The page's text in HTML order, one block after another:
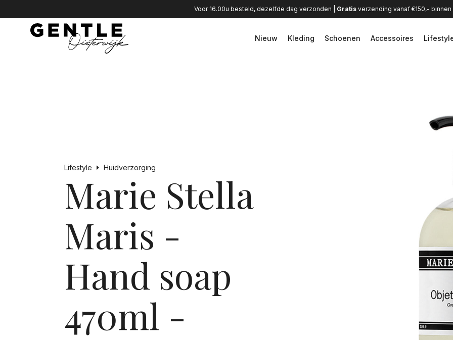
Voor 16.00u besteld, dezelfde dag verzonden | Gratisverzending vanaf €150,-
Nieuw Kleding Schoenen Accessoires
Lifestyle Huidverzorging
Marie Stella
Maris -
Hand soap
470ml -